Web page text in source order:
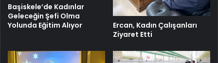
Başiskele’de Kadınlar
Geleceğin Şefi Olma
Yolunda Eğitim Alıyor
Ercan, Kadın Çalışanları
Ziyaret Etti